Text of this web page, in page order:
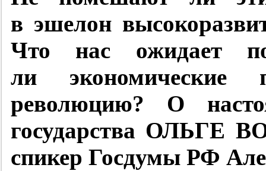
в эшелон
Что нас ожидает
ли экономические
революцию? О
государства ОЛЬГЕ
спикер Госдумы РФ